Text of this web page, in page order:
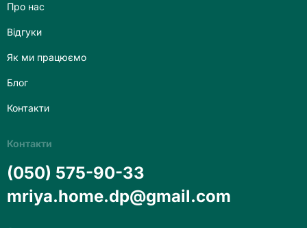
Контакти
(050) 575-90-33
mriya.home.dp@gmail.com
Про нас
Відгуки
Як ми працюємо
Блог
Контакти